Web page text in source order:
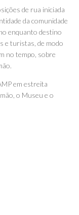
de rua iniciada
da comunidade
enquanto destino
e turistas, de modo
no tempo, sobre
em estreita
o Museu e o